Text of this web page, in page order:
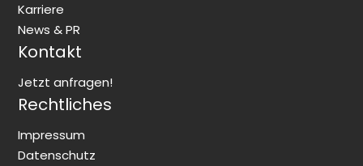
Karriere
News & PR
Kontakt
Jetzt anfragen!
Rechtliches
Impressum
Datenschutz